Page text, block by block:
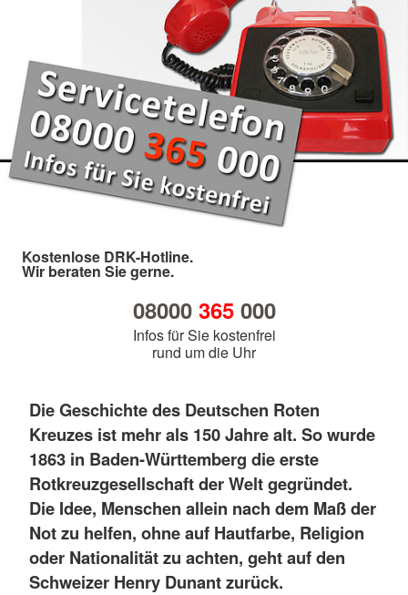
Kostenlose DRK-Hotline.
Wir beraten Sie gerne.
08000 365000
Infos für Sie kostenfrei
rund um die Uhr
Die Geschichte des Deutschen Roten
Kreuzes ist mehr als 150 Jahre alt. So wurde
1863 in Baden-Württemberg die erste
Rotkreuzgesellschaft der Welt gegründet.
Die Idee, Menschen allein nach dem Maß der
Not zu helfen, ohne auf Hautfarbe, Religion
oder Nationalität zu achten, geht auf den
Schweizer Henry Dunant zurück.